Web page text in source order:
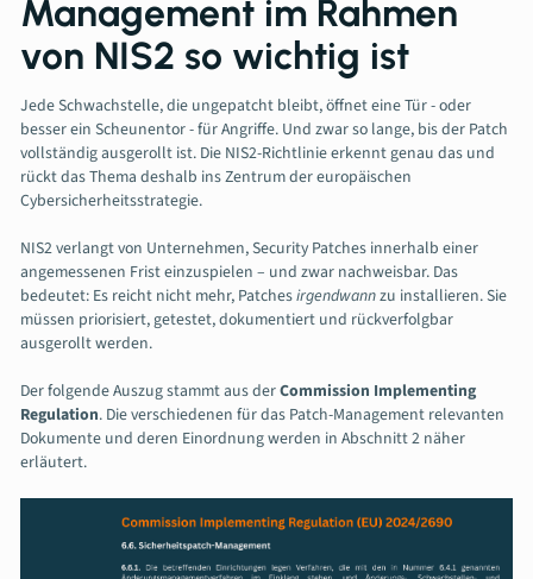
Management im Rahmen
von NIS2 so wichtig ist
Jede Schwachstelle, die ungepatcht bleibt, öffnet eine Tür - oder
besser ein Scheunentor - für Angriffe. Und zwar so lange, bis der Patch
vollständig ausgerollt ist. Die NIS2-Richtlinie erkennt genau das und
rückt das Thema deshalb ins Zentrum der europäischen
Cybersicherheitsstrategie.
NIS2 verlangt von Unternehmen, Security Patches innerhalb einer
angemessenen Frist einzuspielen – und zwar nachweisbar. Das
bedeutet: Es reicht nicht mehr, Patchesirgendwannzu installieren. Sie
müssen priorisiert, getestet, dokumentiert und rückverfolgbar
ausgerollt werden.
Der folgende Auszug stammt aus derCommission Implementing
Regulation. Die verschiedenen für das Patch-Management relevanten
Dokumente und deren Einordnung werden in Abschnitt 2 näher
erläutert.